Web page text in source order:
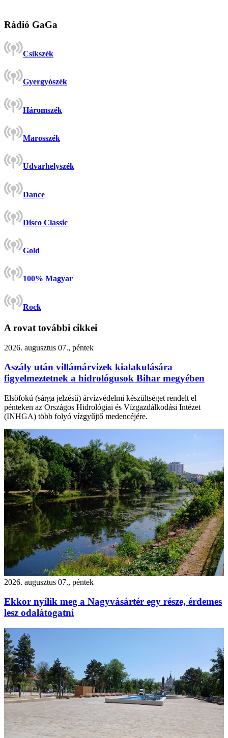
Rádió GaGa
Csíkszék
Gyergyószék
Háromszék
Marosszék
Udvarhelyszék
Dance
Disco Classic
Gold
100% Magyar
Rock
A rovat további cikkei
2026. augusztus 07., péntek
Aszály után villámárvizek kialakulására
figyelmeztetnek a hidrológusok Bihar megyében
Elsőfokú (sárga jelzésű) árvízvédelmi készültséget rendelt el
pénteken az Országos Hidrológiai és Vízgazdálkodási Intézet
(INHGA) több folyó vízgyűjtő medencéjére.
2026. augusztus 07., péntek
Ekkor nyílik meg a Nagyvásártér egy része, érdemes
lesz odalátogatni